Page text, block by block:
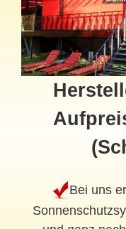
Bei uns